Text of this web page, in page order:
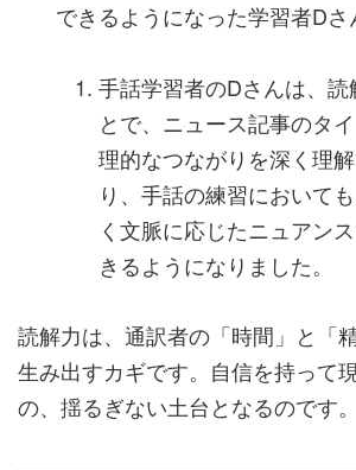
できるようになった学習者D
手話学習者のDさんは、読
とで、ニュース記事のタ
理的なつながりを深く理
り、手話の練習において
く文脈に応じたニュアン
きるようになりました。
読解力は、通訳者の「時間」と「
生み出すカギです。自信を持って
の、揺るぎない土台となるのです。